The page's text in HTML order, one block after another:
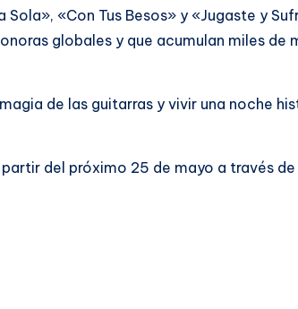
«Con Tus Besos» y «Jugaste y
globales y que acumulan miles de
de las guitarras y vivir una noche
del próximo 25 de mayo a través